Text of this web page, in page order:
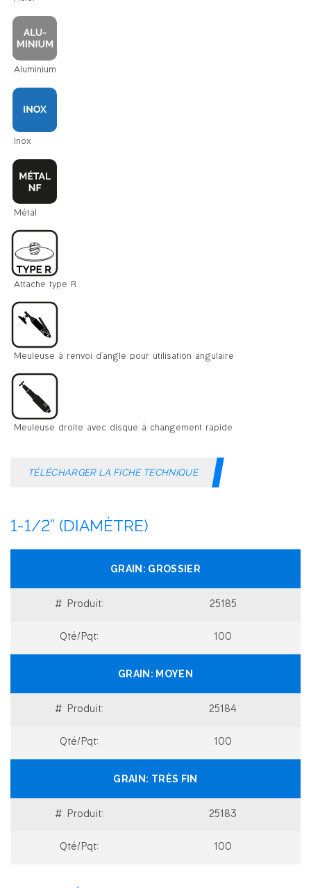
TÉLÉCHARGER LA FICHE TECHNIQUE
1-1/2” (DIAMÈTRE)
GROSSIER
25185
100
MOYEN
25184
100
TRÈS FIN
25183
100